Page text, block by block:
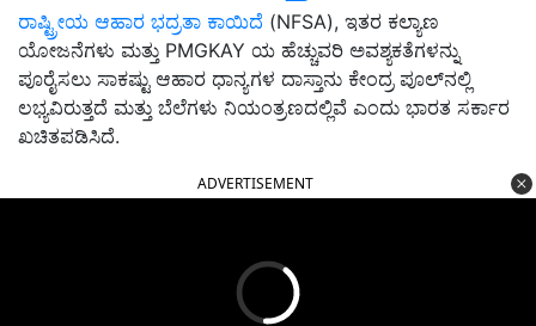
ರಾಷ್ಟ್ರೀಯ ಆಹಾರ ಭದ್ರತಾ ಕಾಯಿದೆ (NFSA), ಇತರ ಕಲ್ಯಾಣ
ಯೋಜನೆಗಳು ಮತ್ತು PMGKAY ಯ ಹೆಚ್ಚುವರಿ ಅವಶ್ಯಕತೆಗಳನ್ನು
ಪೂರೈಸಲು ಸಾಕಷ್ಟು ಆಹಾರ ಧಾನ್ಯಗಳ ದಾಸ್ತಾನು ಕೇಂದ್ರ ಪೂಲ್‌ನಲ್ಲಿ
ಲಭ್ಯವಿರುತ್ತದೆ ಮತ್ತು ಬೆಲೆಗಳು ನಿಯಂತ್ರಣದಲ್ಲಿವೆ ಎಂದು ಭಾರತ ಸರ್ಕಾರ
ಖಚಿತಪಡಿಸಿದೆ.
ADVERTISEMENT